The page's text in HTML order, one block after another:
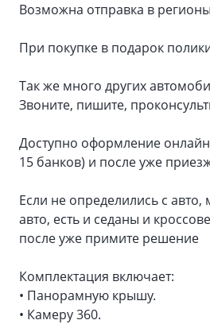
Возможна отправка в регионы
При покупке в подарок
Так же много других
Звоните, пишите,
Доступно оформление
15 банков) и после уже
Если не определились с
авто, есть и седаны и
после уже примите решение
Комплектация включает:
• Панорамную крышу.
• Камеру 360.